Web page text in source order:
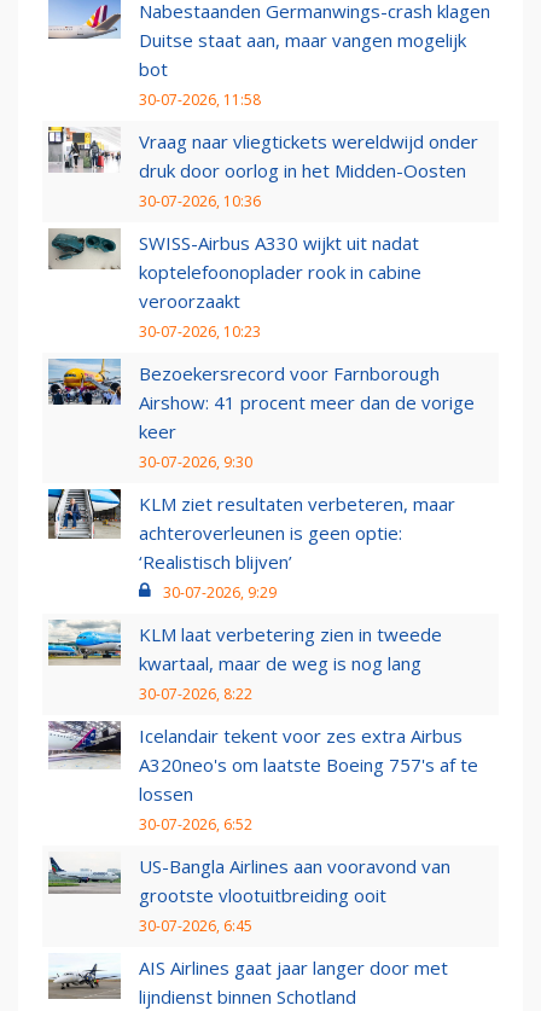
Nabestaanden Germanwings-crash klagen
Duitse staat aan, maar vangen mogelijk
bot
30-07-2026, 11:58
Vraag naar vliegtickets wereldwijd onder
druk door oorlog in het Midden-Oosten
30-07-2026, 10:36
SWISS-Airbus A330 wijkt uit nadat
koptelefoonoplader rook in cabine
veroorzaakt
30-07-2026, 10:23
Bezoekersrecord voor Farnborough
Airshow: 41 procent meer dan de vorige
keer
30-07-2026, 9:30
KLM ziet resultaten verbeteren, maar
achteroverleunen is geen optie:
‘Realistisch blijven’
30-07-2026, 9:29
KLM laat verbetering zien in tweede
kwartaal, maar de weg is nog lang
30-07-2026, 8:22
Icelandair tekent voor zes extra Airbus
A320neo's om laatste Boeing 757's af te
lossen
30-07-2026, 6:52
US-Bangla Airlines aan vooravond van
grootste vlootuitbreiding ooit
30-07-2026, 6:45
AIS Airlines gaat jaar langer door met
lijndienst binnen Schotland